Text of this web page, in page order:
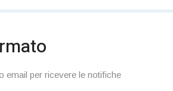
email per ricevere le notifiche